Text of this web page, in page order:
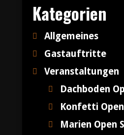
Kategorien
Allgemeines
Gastauftritte
Veranstaltungen
Dachboden
Konfetti
Marien Open